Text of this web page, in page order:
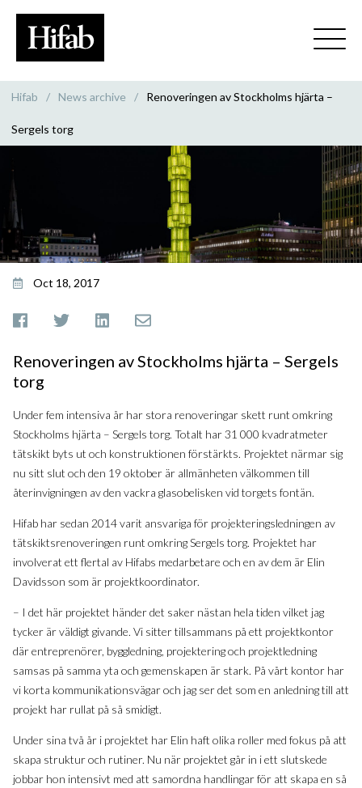
Hifab / News archive / Renoveringen av Stockholms hjärta –
Sergels torg
Oct 18, 2017
Renoveringen av Stockholms hjärta – Sergels
torg
Under fem intensiva år har stora renoveringar skett runt omkring
Stockholms hjärta – Sergels torg. Totalt har 31 000 kvadratmeter
tätskikt byts ut och konstruktionen förstärkts. Projektet närmar sig
nu sitt slut och den 19 oktober är allmänheten välkommen till
återinvigningen av den vackra glasobelisken vid torgets fontän.
Hifab har sedan 2014 varit ansvariga för projekteringsledningen av
tätskiktsrenoveringen runt omkring Sergels torg. Projektet har
involverat ett flertal av Hifabs medarbetare och en av dem är Elin
Davidsson som är projektkoordinator.
– I det här projektet händer det saker nästan hela tiden vilket jag
tycker är väldigt givande. Vi sitter tillsammans på ett projektkontor
där entreprenörer, byggledning, projektering och projektledning
samsas på samma yta och gemenskapen är stark. På vårt kontor har
vi korta kommunikationsvägar och jag ser det som en anledning till att
projekt har rullat på så smidigt.
Under sina två år i projektet har Elin haft olika roller med fokus på att
skapa struktur och rutiner. Nu när projektet går in i ett slutskede
jobbar hon intensivt med att samordna handlingar för att skapa en så